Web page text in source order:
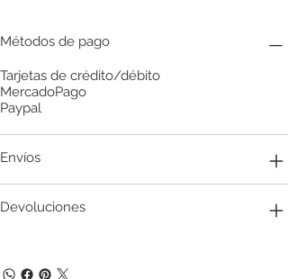
Métodos de pago
Tarjetas de crédito/débito
MercadoPago
Paypal
Envíos
Devoluciones